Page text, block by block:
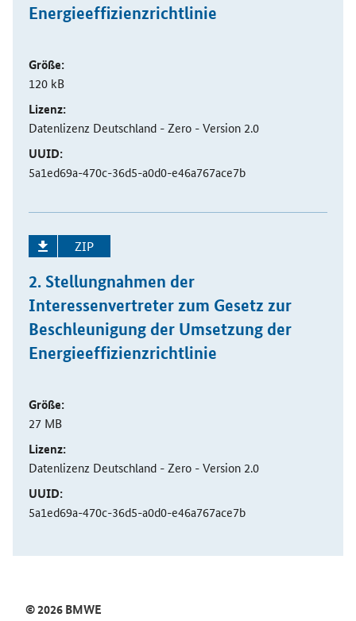
Energieeffizienzrichtlinie
Größe:
120 kB
Lizenz:
Datenlizenz Deutschland - Zero - Version 2.0
UUID:
5a1ed69a-470c-36d5-a0d0-e46a767ace7b
ZIP
2. Stellungnahmen der
Interessenvertreter zum Gesetz zur
Beschleunigung der Umsetzung der
Energieeffizienzrichtlinie
Größe:
27 MB
Lizenz:
Datenlizenz Deutschland - Zero - Version 2.0
UUID:
5a1ed69a-470c-36d5-a0d0-e46a767ace7b
SrOnlyServicemenü
© 2026 BMWE